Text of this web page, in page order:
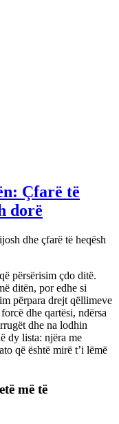
Çfarë të
dorë
përsërisim çdo ditë.
ditën, por edhe si
përpara drejt qëllimeve
dhe qartësi, ndërsa
dhe na lodhin
dy lista: njëra me
që është mirë t’i lëmë
më të